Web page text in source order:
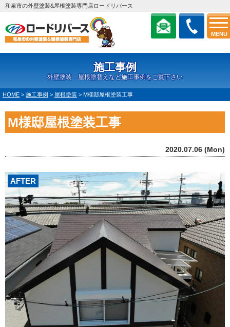
MENU
和泉市の外壁塗装&屋根塗装専門店ロードリバース
施工事例
外壁塗装・屋根塗替えなど施工事例をご覧下さい
HOME > 施工事例 > 屋根塗装 > M様邸屋根塗装工事
M様邸屋根塗装工事
2020.07.06 (Mon)
AFTER